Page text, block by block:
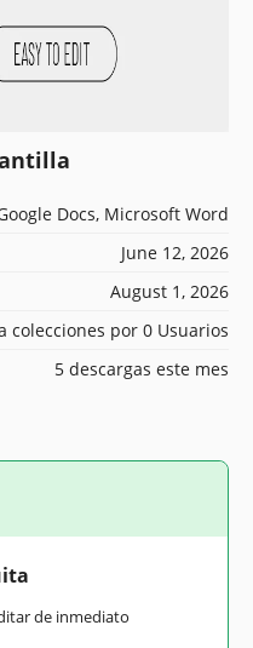
Docs, Microsoft Word
June 12, 2026
August 1, 2026
colecciones por 0 Usuarios
5 descargas este mes
de inmediato